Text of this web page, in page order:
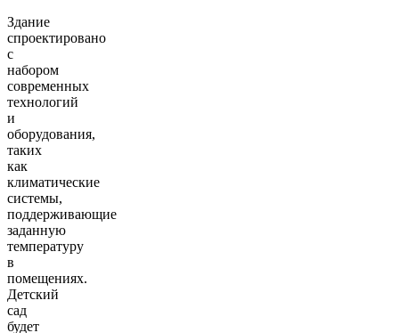
Здание
спроектировано
с
набором
современных
технологий
и
оборудования,
таких
как
климатические
системы,
поддерживающие
заданную
температуру
в
помещениях.
Детский
сад
будет